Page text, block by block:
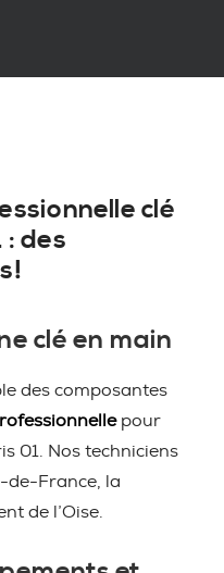
clé
: des
clé en main
des composantes
pour
01. Nos techniciens
de-France, la
de l’Oise.